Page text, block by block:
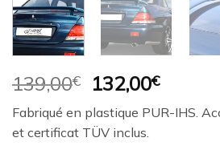
139,00€
Le
prix
initial
était :
132,00€Le
prix
actuel
Fabriqué en plastique PUR-IHS.
et certificat TÜV inclus.